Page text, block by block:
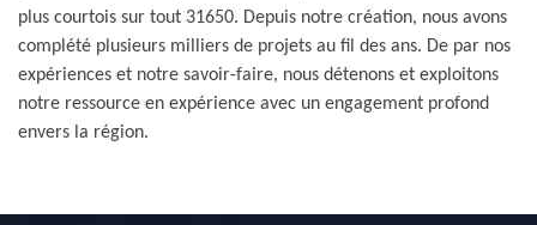
plus courtois sur tout 31650. Depuis notre création, nous avons
complété plusieurs milliers de projets au fil des ans. De par nos
expériences et notre savoir-faire, nous détenons et exploitons
notre ressource en expérience avec un engagement profond
envers la région.